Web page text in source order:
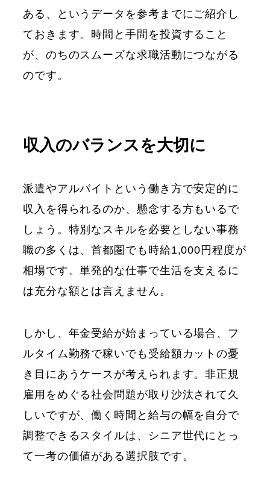
ある、というデータを参考までにご紹介し
ておきます。時間と手間を投資すること
が、のちのスムーズな求職活動につながる
のです。
収入のバランスを大切に
派遣やアルバイトという働き方で安定的に
収入を得られるのか、懸念する方もいるで
しょう。特別なスキルを必要としない事務
職の多くは、首都圏でも時給1,000円程度が
相場です。単発的な仕事で生活を支えるに
は充分な額とは言えません。
しかし、年金受給が始まっている場合、フ
ルタイム勤務で稼いでも受給額カットの憂
き目にあうケースが考えられます。非正規
雇用をめぐる社会問題が取り沙汰されて久
しいですが、働く時間と給与の幅を自分で
調整できるスタイルは、シニア世代にとっ
て一考の価値がある選択肢です。